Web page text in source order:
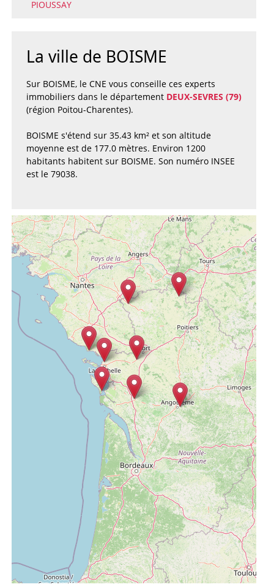
PIOUSSAY
La ville de BOISME
Sur BOISME, le CNE vous conseille ces experts
immobiliers dans le département DEUX-SEVRES (79)
(région Poitou-Charentes).
BOISME s'étend sur 35.43 km² et son altitude
moyenne est de 177.0 mètres. Environ 1200
habitants habitent sur BOISME. Son numéro INSEE
est le 79038.